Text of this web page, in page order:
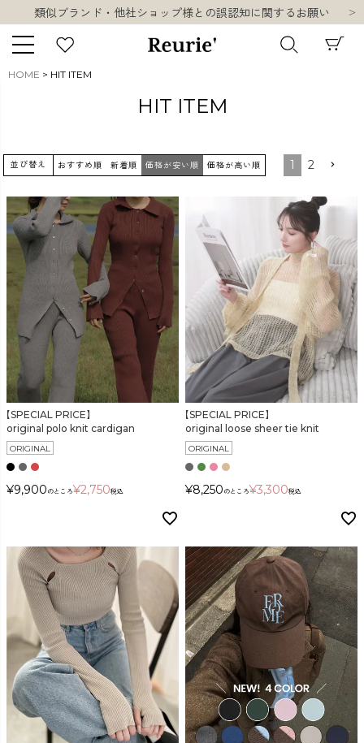
類似ブランド・他社ショップ様との誤認知に関するお願い
熊本県熊本地方を震源とする地震の影響について
10,000円以上ご購入で送料無料
販売タイプ
新着 再入荷 SALE
商品タイプ
ORIGINAL HIT ITEM
カラー
〜
在庫なし商品
表示する
表示しない
検索
HOME HIT ITEM
HIT ITEM
並び替え おすすめ順 新着順 価格が安い順 価格が高い順 1 2
【SPECIAL PRICE】
original polo knit cardigan
ORIGINAL
¥9,900 のところ¥2,750税込
【SPECIAL PRICE】
original loose sheer tie knit
ORIGINAL
¥8,250 のところ¥3,300税込